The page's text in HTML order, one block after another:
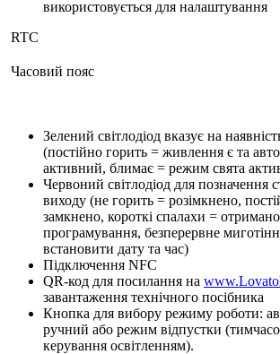
використовується для налаштування
RTC
Часовий пояс
Зелений світлодіод вказує на
(постійно горить = живлення є та
активний, блимає = режим свята
Червоний світлодіод для позначення
виходу (не горить = розімкнено,
замкнено, короткі спалахи =
програмування, безперервне
встановити дату та час)
Підключення NFC
QR-код для посилання на
завантаження технічного посібника
Кнопка для вибору режиму роботи:
ручний або режим відпустки
керування освітленням).